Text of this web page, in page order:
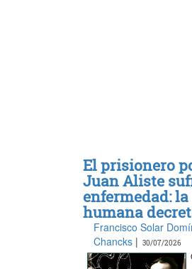
El prisionero
Juan Aliste
enfermedad:
humana
Francisco Solar
Chancks | 30/07/2026